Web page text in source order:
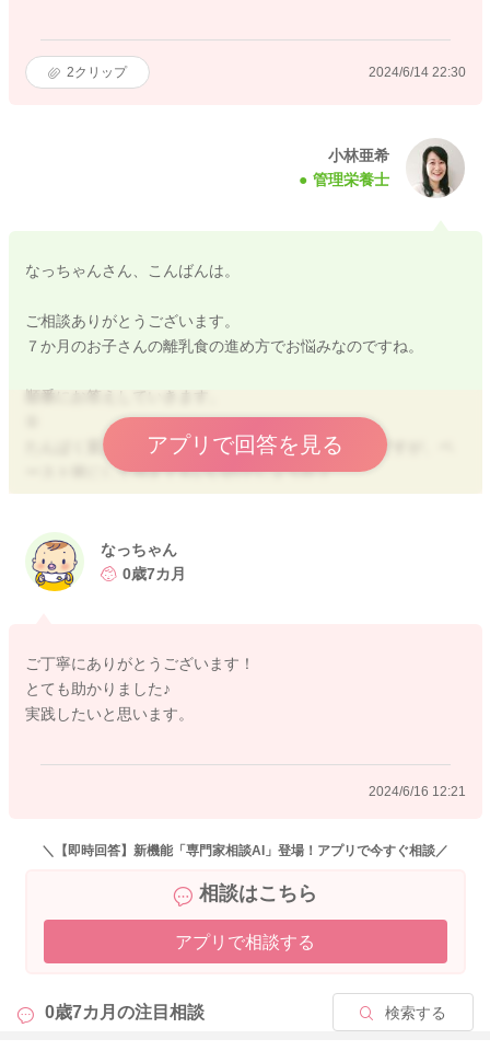
2クリップ 2024/6/14 22:30
小林亜希
管理栄養士
なっちゃんさん、こんばんは。
ご相談ありがとうございます。
７か月のお子さんの離乳食の進め方でお悩みなのですね。
順番にお答えしていきます。
たんぱく質となる枝豆をあげたいなと思っているのですが、ペ
ースト状にして与えてもいいのでしょうか？
→お子さんが食べやすい状態になっていれば〇です。
②
後追いがすごくて離乳食を準備するのが大変です。
はダメなのでしょうか？
→加熱によって消化を助ける働きがあります。
豆腐がかぶるくらいの水を入れて、レンジでの加熱でも大丈夫
また人参などの硬い野菜は、柔らかくなるのに時間がかかるの
か？
また、写真をみる限り、中期になると離乳食の量が一気に増え
るんだなという印象です。正直、gも一回一回量る時間すら許し
（おんぶしていればいい話なのかもしれませんが､､､）
gではなく、大さじ○だと楽なのですが､､､目安はありますか？
アプリで回答を見る
なっちゃん
0歳7カ月
ご丁寧にありがとうございます！
とても助かりました♪
実践したいと思います。
2024/6/16 12:21
＼【即時回答】新機能「専門家相談AI」登場！アプリで今すぐ相談／
相談はこちら
アプリで相談する
0歳7カ月の注目相談 検索する